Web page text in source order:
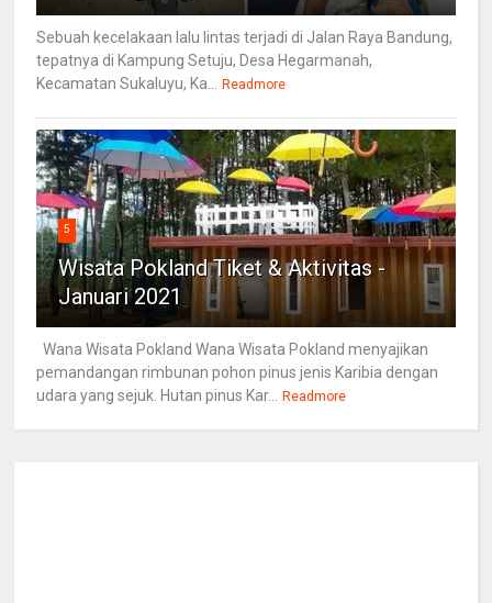
Sebuah kecelakaan lalu lintas terjadi di Jalan Raya Bandung,
tepatnya di Kampung Setuju, Desa Hegarmanah,
Kecamatan Sukaluyu, Ka... Readmore
5
Wisata Pokland Tiket & Aktivitas -
Januari 2021
Wana Wisata Pokland Wana Wisata Pokland menyajikan
pemandangan rimbunan pohon pinus jenis Karibia dengan
udara yang sejuk. Hutan pinus Kar... Readmore